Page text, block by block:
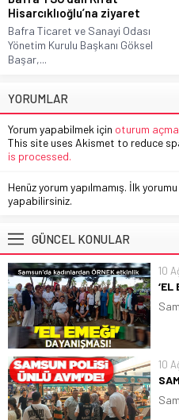
Hisarcıklıoğlu’na ziyaret
Bafra Ticaret ve Sanayi Odası
Yönetim Kurulu Başkanı Göksel
Başar,...
YORUMLAR
Yorum yapabilmek için oturum
This site uses Akismet to reduce
is processed.
Henüz yorum yapılmamış. İlk
yapabilirsiniz.
GÜNCEL KONULAR
10
‘EL
10